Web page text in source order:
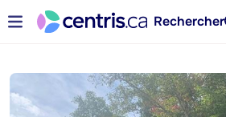
Rechercher